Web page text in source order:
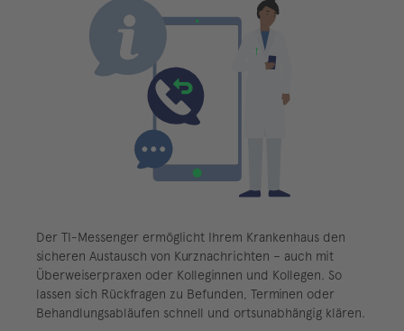
Der TI-Messenger ermöglicht Ihrem Krankenhaus den
sicheren Austausch von Kurznachrichten – auch mit
Überweiserpraxen oder Kolleginnen und Kollegen. So
lassen sich Rückfragen zu Befunden, Terminen oder
Behandlungsabläufen schnell und ortsunabhängig klären.